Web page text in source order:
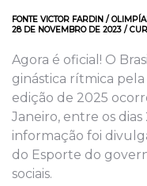
FONTE VICTOR FARDIN /
28 DE NOVEMBRO DE 2023 /
Agora é oficial! O
ginástica rítmica
edição de 2025
Janeiro, entre os
informação foi
do Esporte do
sociais.